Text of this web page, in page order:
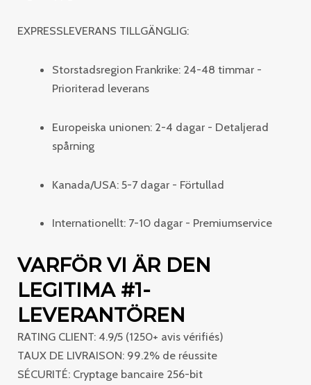
EXPRESSLEVERANS TILLGÄNGLIG:
Storstadsregion Frankrike: 24-48 timmar -
Prioriterad leverans
Europeiska unionen: 2-4 dagar - Detaljerad
spårning
Kanada/USA: 5-7 dagar - Förtullad
Internationellt: 7-10 dagar - Premiumservice
VARFÖR VI ÄR DEN
LEGITIMA #1-
LEVERANTÖREN
RATING CLIENT: 4.9/5 (1250+ avis vérifiés)
TAUX DE LIVRAISON: 99.2% de réussite
SÉCURITÉ: Cryptage bancaire 256-bit